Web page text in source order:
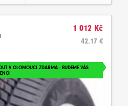
1 012 Kč
42.17 €
V OLOMOUCI ZDARMA - BUDEME VÁS